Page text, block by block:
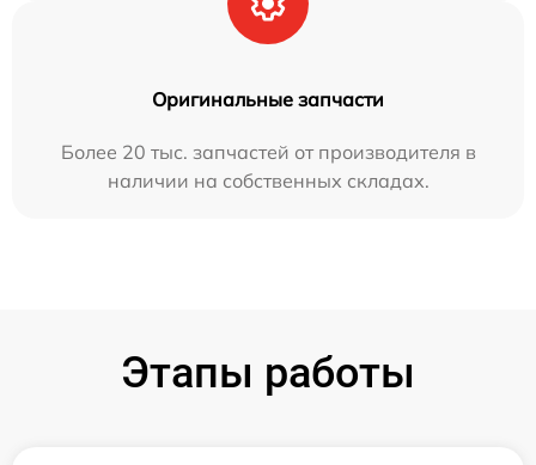
Оригинальные запчасти
Более 20 тыс. запчастей от производителя в
наличии на собственных складах.
Этапы работы